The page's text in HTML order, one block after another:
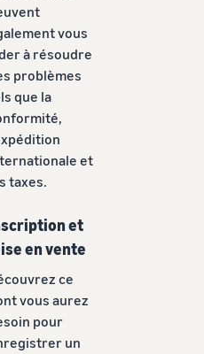
vous
à résoudre
problèmes
que la
et
taxes.
et
en vente
ce
vous aurez
pour
un